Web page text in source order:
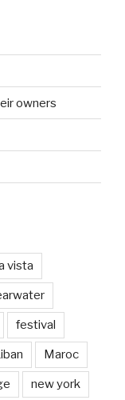
owners
vista
festival
Maroc
new york